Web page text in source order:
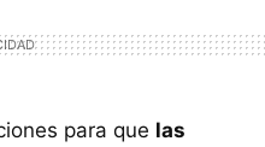
para que las